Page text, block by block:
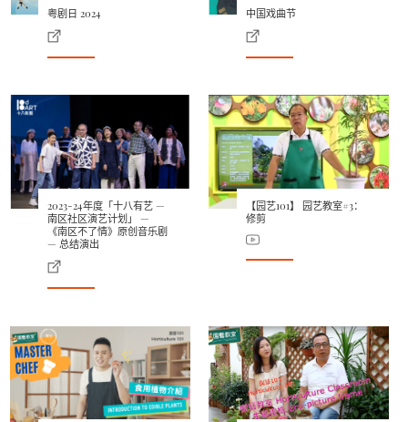
粤剧日 2024 中国戏曲节
2023-24年度「十八有艺 —
南区社区演艺计划」 —
《南区不了情》原创音乐剧
— 总结演出
【园艺101】 园艺教室#3：
修剪